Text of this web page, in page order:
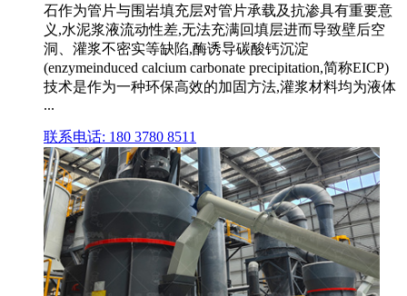
石作为管片与围岩填充层对管片承载及抗渗具有重要意
义,水泥浆液流动性差,无法充满回填层进而导致壁后空
洞、灌浆不密实等缺陷,酶诱导碳酸钙沉淀
(enzymeinduced calcium carbonate precipitation,简称EICP)
技术是作为一种环保高效的加固方法,灌浆材料均为液体
...
联系电话: 180 3780 8511